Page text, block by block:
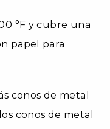
°F y cubre una
papel para
conos de metal
conos de metal